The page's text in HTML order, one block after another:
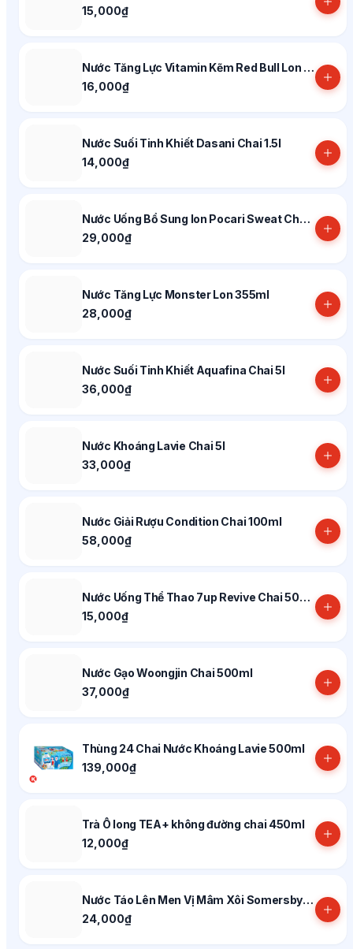
15,000₫
Nước Tăng Lực Vitamin Kẽm Red Bull Lon 250ml
16,000₫
Nước Suối Tinh Khiết Dasani Chai 1.5l
14,000₫
Nước Uống Bổ Sung Ion Pocari Sweat Chai 900ml
29,000₫
Nước Tăng Lực Monster Lon 355ml
28,000₫
Nước Suối Tinh Khiết Aquafina Chai 5l
36,000₫
Nước Khoáng Lavie Chai 5l
33,000₫
Nước Giải Rượu Condition Chai 100ml
58,000₫
Nước Uống Thể Thao 7up Revive Chai 500ml
15,000₫
Nước Gạo Woongjin Chai 500ml
37,000₫
Thùng 24 Chai Nước Khoáng Lavie 500ml
139,000₫
Trà Ô long TEA+ không đường chai 450ml
12,000₫
Nước Táo Lên Men Vị Mâm Xôi Somersby Lon 320ml
24,000₫